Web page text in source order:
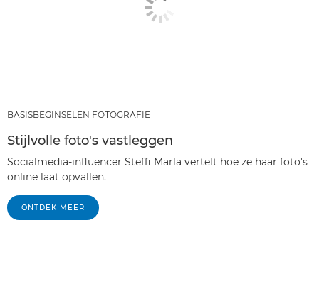
BASISBEGINSELEN FOTOGRAFIE
Stijlvolle foto's vastleggen
Socialmedia-influencer Steffi Marla vertelt hoe ze haar foto's
online laat opvallen.
ONTDEK MEER